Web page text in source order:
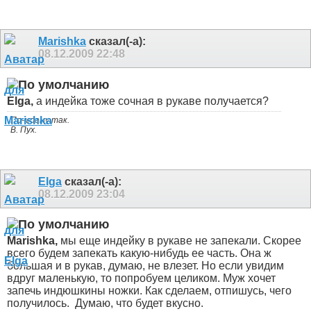
Marishka сказал(-а):
08.12.2009 22:48
Elga, а индейка тоже сочная в рукаве получается?
По-моему так.
В. Пух.
Elga сказал(-а):
08.12.2009 23:04
Marishka, мы еще индейку в рукаве не запекали. Скорее
всего будем запекать какую-нибудь ее часть. Она ж
большая и в рукав, думаю, не влезет. Но если увидим
вдруг маленькую, то попробуем целиком. Муж хочет
запечь индюшкины ножки. Как сделаем, отпишусь, чего
получилось. Думаю, что будет вкусно.